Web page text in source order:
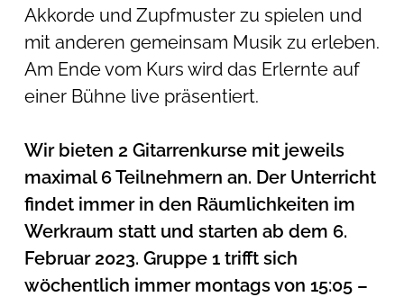
Akkorde und Zupfmuster zu spielen und
mit anderen gemeinsam Musik zu erleben.
Am Ende vom Kurs wird das Erlernte auf
einer Bühne live präsentiert.
Wir bieten 2 Gitarrenkurse mit jeweils
maximal 6 Teilnehmern an. Der Unterricht
findet immer in den Räumlichkeiten im
Werkraum statt und starten ab dem 6.
Februar 2023. Gruppe 1 trifft sich
wöchentlich immer montags von 15:05 –